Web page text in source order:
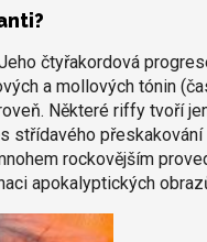
čtyřakordová
a mollových tónin
Některé riffy tvoří
střídavého
rockovějším
apokalyptických